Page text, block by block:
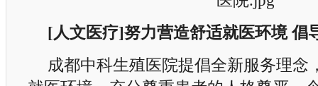
[人文医疗]努力营造舒适就医环境 倡
成都中科生殖医院提倡全新服务理念